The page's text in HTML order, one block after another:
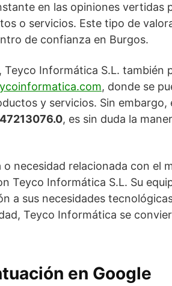
en las opiniones vertidas
o servicios. Este tipo de
de confianza en Burgos.
Informática S.L. también
, donde se
y servicios. Sin
, es sin duda la
necesidad relacionada con el
Teyco Informática S.L. Su
a sus necesidades
Teyco Informática se
en Google